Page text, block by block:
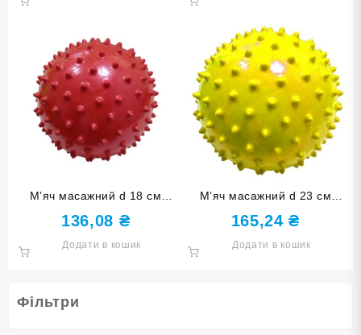
Фільтри
М’яч масажний d 18 см
червоний надувний D18
(150Гр)-К
136,08 ₴
Додати в кошик
М’яч масажний d 23 см
жовтий надувний D23
(180Гр)-Ж
165,24₴
Додати в кошик